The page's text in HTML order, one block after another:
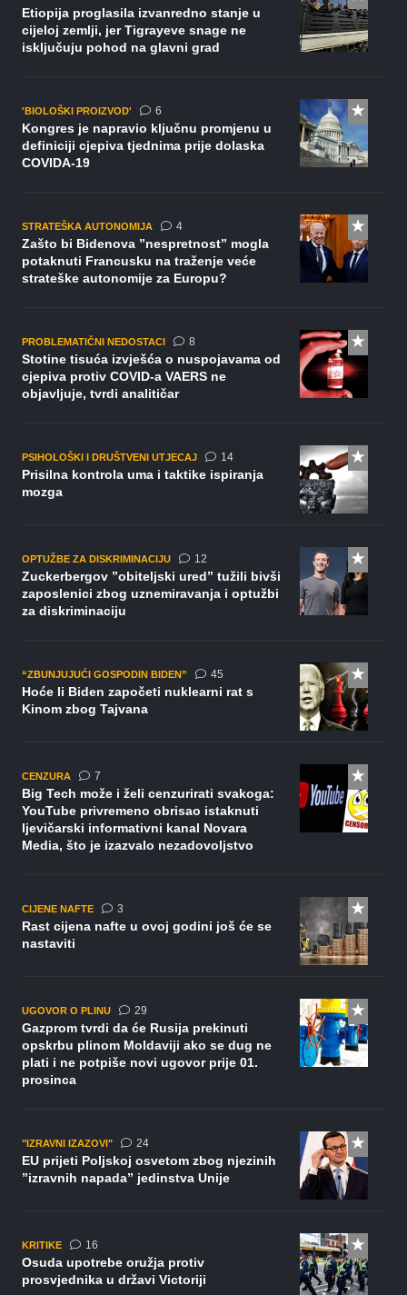
Etiopija proglasila izvanredno stanje u
cijeloj zemlji, jer Tigrayeve snage ne
isključuju pohod na glavni grad
'BIOLOŠKI PROIZVOD' 6komentara
Kongres je napravio ključnu promjenu u
definiciji cjepiva tjednima prije dolaska
COVIDA-19
STRATEŠKA AUTONOMIJA 4komentara
Zašto bi Bidenova ”nespretnost” mogla
potaknuti Francusku na traženje veće
strateške autonomije za Europu?
PROBLEMATIČNI NEDOSTACI 8komentara
Stotine tisuća izvješća o nuspojavama od
cjepiva protiv COVID-a VAERS ne
objavljuje, tvrdi analitičar
PSIHOLOŠKI I DRUŠTVENI UTJECAJ 14komentara
Prisilna kontrola uma i taktike ispiranja
mozga
OPTUŽBE ZA DISKRIMINACIJU 12komentara
Zuckerbergov ”obiteljski ured” tužili bivši
zaposlenici zbog uznemiravanja i optužbi
za diskriminaciju
“ZBUNJUJUĆI GOSPODIN BIDEN” 45komentara
Hoće li Biden započeti nuklearni rat s
Kinom zbog Tajvana
CENZURA 7komentara
Big Tech može i želi cenzurirati svakoga:
YouTube privremeno obrisao istaknuti
ljevičarski informativni kanal Novara
Media, što je izazvalo nezadovoljstvo
CIJENE NAFTE 3komentara
Rast cijena nafte u ovoj godini još će se
nastaviti
UGOVOR O PLINU 29komentara
Gazprom tvrdi da će Rusija prekinuti
opskrbu plinom Moldaviji ako se dug ne
plati i ne potpiše novi ugovor prije 01.
prosinca
"IZRAVNI IZAZOVI" 24komentara
EU prijeti Poljskoj osvetom zbog njezinih
”izravnih napada” jedinstva Unije
KRITIKE 16komentara
Osuda upotrebe oružja protiv
prosvjednika u državi Victoriji